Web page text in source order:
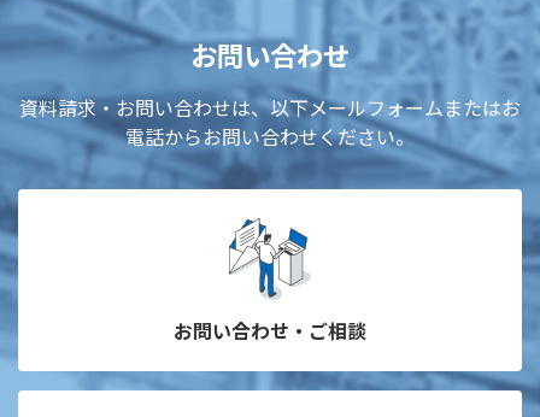
お問い合わせ
資料請求・お問い合わせは、以下メールフォームまたはお
電話からお問い合わせください。
お問い合わせ・ご相談